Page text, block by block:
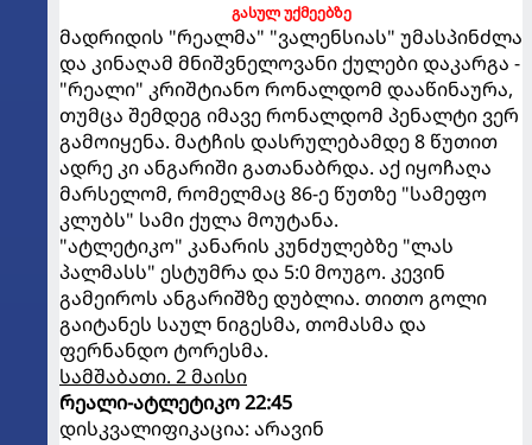
გასულ უქმეებზე
მადრიდის "რეალმა" "ვალენსიას" უმასპინძლა
და კინაღამ მნიშვნელოვანი ქულები დაკარგა -
"რეალი" კრიშტიანო რონალდომ დააწინაურა,
თუმცა შემდეგ იმავე რონალდომ პენალტი ვერ
გამოიყენა. მატჩის დასრულებამდე 8 წუთით
ადრე კი ანგარიში გათანაბრდა. აქ იყოჩაღა
მარსელომ, რომელმაც 86-ე წუთზე "სამეფო
კლუბს" სამი ქულა მოუტანა.
"ატლეტიკო" კანარის კუნძულებზე "ლას
პალმასს" ესტუმრა და 5:0 მოუგო. კევინ
გამეიროს ანგარიშზე დუბლია. თითო გოლი
გაიტანეს საულ ნიგესმა, თომასმა და
ფერნანდო ტორესმა.
სამშაბათი. 2 მაისი
რეალი-ატლეტიკო 22:45
დისკვალიფიკაცია: არავინ